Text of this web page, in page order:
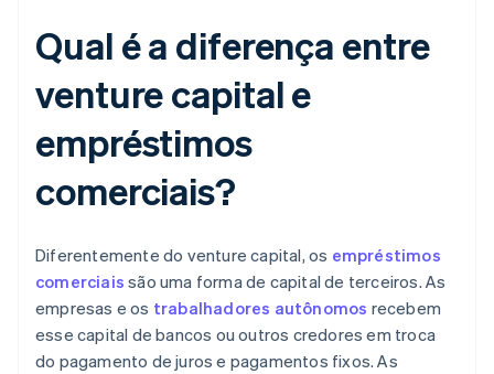
Qual é a diferença entre
venture capital e
empréstimos
comerciais?
Diferentemente do venture capital, os empréstimos
comerciais são uma forma de capital de terceiros. As
empresas e os trabalhadores autônomos recebem
esse capital de bancos ou outros credores em troca
do pagamento de juros e pagamentos fixos. As